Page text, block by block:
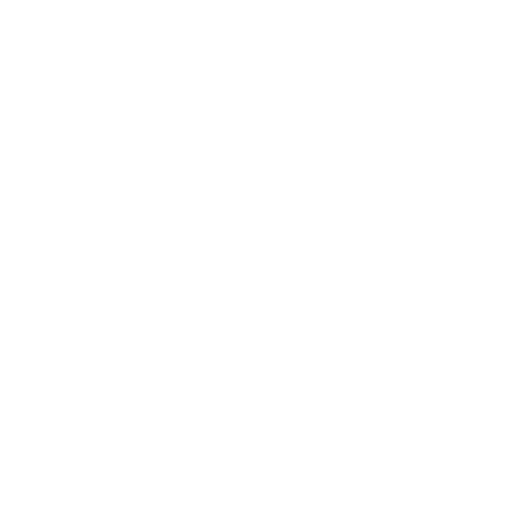
LCD TV/sat., trezor, minibar, set na přípravu kávy a čaje, Wi-Fi (zdarma), balkon, 1-2. patro
Loď se skleněným dnem, Windsurfing, Šnorchlování, Aqua-gym, Wakeboarding, Osvětlený tenisový kurt (otevřeno od 7:00 do 22:00),
začátečníky), Procházka vesnicí Tamarin, Cyklistický výlet do Flic en Flac, Kroket, Carrom, Kulečník